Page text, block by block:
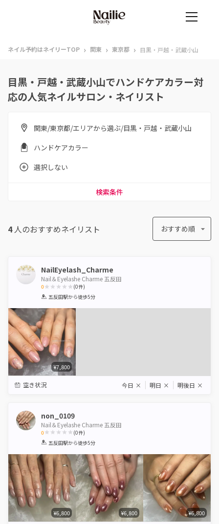
ネイル予約はネイリーTOP › 関東 › 東京都 › 目黒・戸越・武蔵小山
目黒・戸越・武蔵小山でハンドケアカラー対
応の人気ネイルサロン・ネイリスト
関東/東京都/エリアから選ぶ/目黒・戸越・武蔵小山
ハンドケアカラー
選択しない
検索条件
4人のおすすめネイリスト おすすめ順
NailEyelash_Charme
Nail＆Eyelashe Charme 五反田
0
1 2 3 4 5
(0件)
五反田駅から徒歩5分
¥7,800
空き状況 今日 × 明日 × 明後日 ×
non_0109
Nail＆Eyelashe Charme 五反田
0
1 2 3 4 5
(0件)
五反田駅から徒歩5分
¥6,800 ¥6,800 ¥6,800